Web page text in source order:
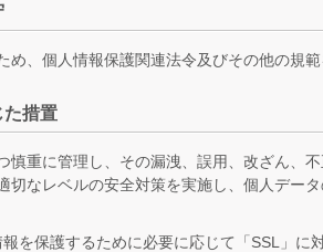
、個人情報保護関連法令及びその他の規範
た措置
慎重に管理し、その漏洩、誤用、改ざん、
なレベルの安全対策を実施し、個人データ
を保護するために必要に応じて「SSL」に